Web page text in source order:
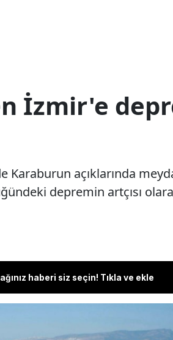
İzmir'e
Karaburun açıklarında
depremin artçısı
haberi siz seçin! Tıkla ve ekle